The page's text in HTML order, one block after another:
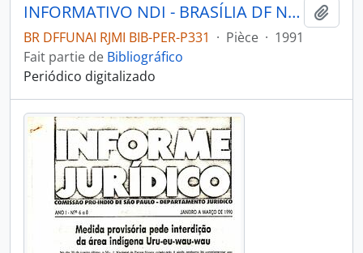
INFORMATIVO NDI - BRASÍLIA DF NÚCLEO DE DIREITOS INDÍGENAS - 1991
BR DFFUNAI RJMI BIB-PER-P331 · Pièce · 1991
Fait partie de Bibliográfico
Periódico digitalizado